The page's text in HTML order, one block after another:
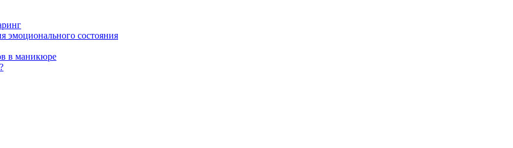
состояния
в маникюре